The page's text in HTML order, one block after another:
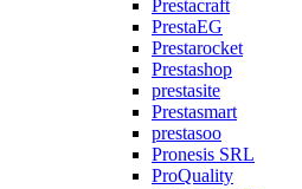
Prestacraft
PrestaEG
Prestarocket
Prestashop
prestasite
Prestasmart
prestasoo
Pronesis SRL
ProQuality